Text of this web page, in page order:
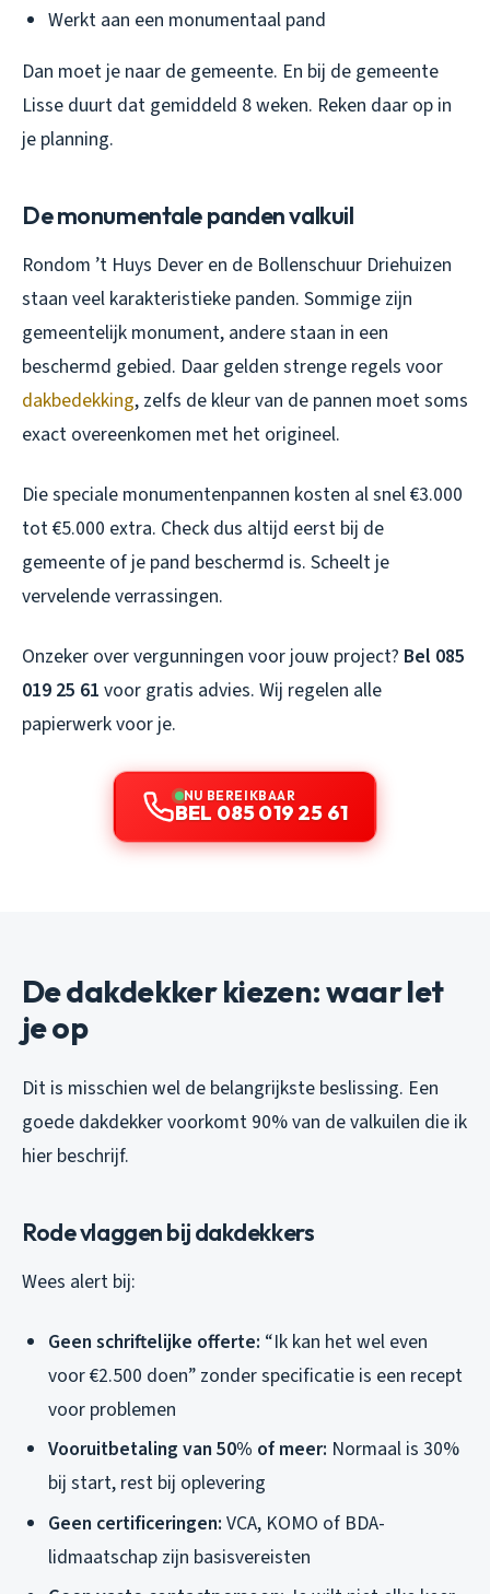
Werkt aan een monumentaal pand
Dan moet je naar de gemeente. En bij de gemeente
Lisse duurt dat gemiddeld 8 weken. Reken daar op in
je planning.
De monumentale panden valkuil
Rondom ’t Huys Dever en de Bollenschuur Driehuizen
staan veel karakteristieke panden. Sommige zijn
gemeentelijk monument, andere staan in een
beschermd gebied. Daar gelden strenge regels voor
dakbedekking, zelfs de kleur van de pannen moet soms
exact overeenkomen met het origineel.
Die speciale monumentenpannen kosten al snel €3.000
tot €5.000 extra. Check dus altijd eerst bij de
gemeente of je pand beschermd is. Scheelt je
vervelende verrassingen.
Onzeker over vergunningen voor jouw project? Bel 085
019 25 61 voor gratis advies. Wij regelen alle
papierwerk voor je.
NU BEREIKBAAR
BEL 085 019 25 61
De dakdekker kiezen: waar let
je op
Dit is misschien wel de belangrijkste beslissing. Een
goede dakdekker voorkomt 90% van de valkuilen die ik
hier beschrijf.
Rode vlaggen bij dakdekkers
Wees alert bij:
Geen schriftelijke offerte: “Ik kan het wel even
voor €2.500 doen” zonder specificatie is een recept
voor problemen
Vooruitbetaling van 50% of meer: Normaal is 30%
bij start, rest bij oplevering
Geen certificeringen: VCA, KOMO of BDA-
lidmaatschap zijn basisvereisten